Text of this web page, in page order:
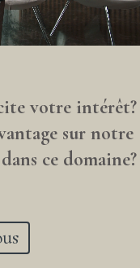
votre intérêt?
sur notre
ce domaine?